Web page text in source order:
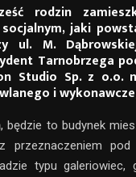
rodzin
jaki
ul. M.
Tarnobrzega
Studio Sp. z o.o.
i
będzie to budynek
przeznaczeniem
typu galeriowiec,